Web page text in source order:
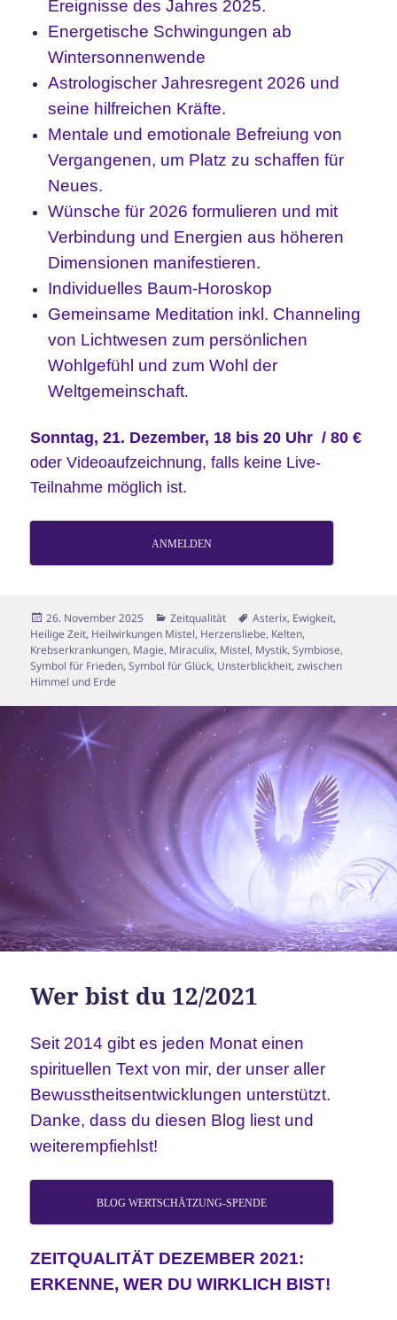
Ereignisse des Jahres 2025.
Energetische Schwingungen ab
Wintersonnenwende
Astrologischer Jahresregent 2026 und
seine hilfreichen Kräfte.
Mentale und emotionale Befreiung von
Vergangenen, um Platz zu schaffen für
Neues.
Wünsche für 2026 formulieren und mit
Verbindung und Energien aus höheren
Dimensionen manifestieren.
Individuelles Baum-Horoskop
Gemeinsame Meditation inkl. Channeling
von Lichtwesen zum persönlichen
Wohlgefühl und zum Wohl der
Weltgemeinschaft.
Sonntag, 21. Dezember, 18 bis 20 Uhr / 80 €
oder Videoaufzeichnung, falls keine Live-
Teilnahme möglich ist.
ANMELDEN
Veröffentlicht
am
26. November 2025 Kategorien
Zeitqualität Schlagwörter
Asterix, Ewigkeit,
Heilige Zeit, Heilwirkungen Mistel, Herzensliebe, Kelten,
Krebserkrankungen, Magie, Miraculix, Mistel, Mystik,Symbiose,
Symbol für Frieden,Symbol für Glück, Unsterblickheit,zwischen
Himmel und Erde
Wer bist du 12/2021
Seit 2014 gibt es jeden Monat einen
spirituellen Text von mir, der unser aller
Bewusstheitsentwicklungen unterstützt.
Danke, dass du diesen Blog liest und
weiterempfiehlst!
BLOG WERTSCHÄTZUNG-SPENDE
ZEITQUALITÄT DEZEMBER 2021:
ERKENNE, WER DU WIRKLICH BIST!